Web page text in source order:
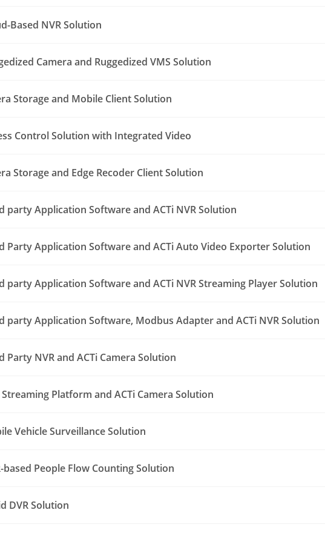
Based NVR Solution
Camera and Ruggedized VMS Solution
Storage and Mobile Client Solution
Control Solution with Integrated Video
Storage and Edge Recoder Client Solution
party Application Software and ACTi NVR Solution
Party Application Software and ACTi Auto Video Exporter Solution
party Application Software and ACTi NVR Streaming Player Solution
party Application Software, Modbus Adapter and ACTi NVR Solution
Party NVR and ACTi Camera Solution
Streaming Platform and ACTi Camera Solution
Vehicle Surveillance Solution
based People Flow Counting Solution
DVR Solution